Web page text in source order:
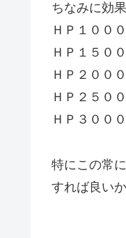
ちなみに効
ＨＰ１００
ＨＰ１５０
ＨＰ２００
ＨＰ２５０
ＨＰ３００
特にこの常
すれば良い